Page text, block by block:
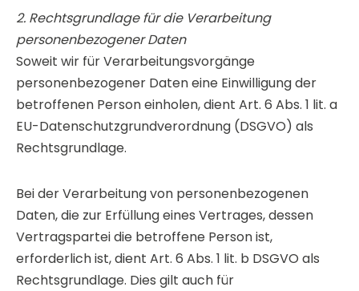
2. Rechtsgrundlage für die Verarbeitung
personenbezogener Daten
Soweit wir für Verarbeitungsvorgänge
personenbezogener Daten eine Einwilligung der
betroffenen Person einholen, dient Art. 6 Abs. 1 lit. a
EU-Datenschutzgrundverordnung (DSGVO) als
Rechtsgrundlage.
Bei der Verarbeitung von personenbezogenen
Daten, die zur Erfüllung eines Vertrages, dessen
Vertragspartei die betroffene Person ist,
erforderlich ist, dient Art. 6 Abs. 1 lit. b DSGVO als
Rechtsgrundlage. Dies gilt auch für